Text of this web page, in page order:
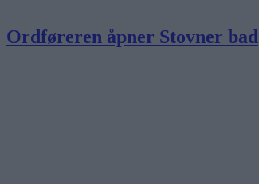
Ordføreren åpner Stovner bad